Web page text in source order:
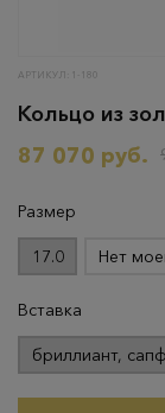
АРТИКУЛ: 1-180
Кольцо из
87 070 руб.
Размер
17.0 Нет
Вставка
бриллиант,